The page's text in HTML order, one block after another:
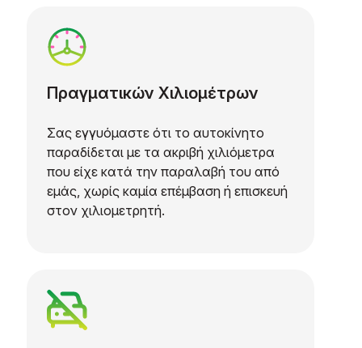
Πραγματικών Χιλιομέτρων
Σας εγγυόμαστε ότι το αυτοκίνητο
παραδίδεται με τα ακριβή χιλιόμετρα
που είχε κατά την παραλαβή του από
εμάς, χωρίς καμία επέμβαση ή επισκευή
στον χιλιομετρητή.